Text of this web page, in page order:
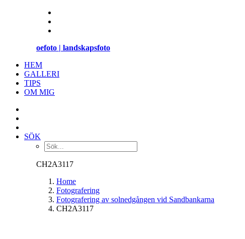
oefoto | landskapsfoto
HEM
GALLERI
TIPS
OM MIG
SÖK
CH2A3117
Home
Fotografering
Fotografering av solnedgången vid Sandbankarna
CH2A3117